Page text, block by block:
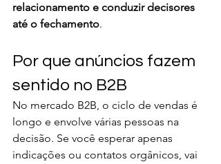
relacionamento e conduzir decisores
até o fechamento.
Por que anúncios fazem
sentido no B2B
No mercado B2B, o ciclo de vendas é
longo e envolve várias pessoas na
decisão. Se você esperar apenas
indicações ou contatos orgânicos, vai